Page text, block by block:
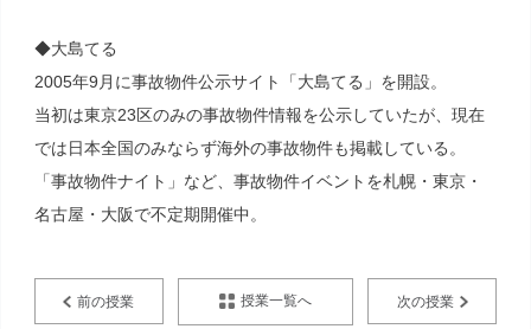
◆大島てる
2005年9月に事故物件公示サイト「大島てる」を開設。
当初は東京23区のみの事故物件情報を公示していたが、現在
では日本全国のみならず海外の事故物件も掲載している。
「事故物件ナイト」など、事故物件イベントを札幌・東京・
名古屋・大阪で不定期開催中。
前の授業 授業一覧へ 次の授業